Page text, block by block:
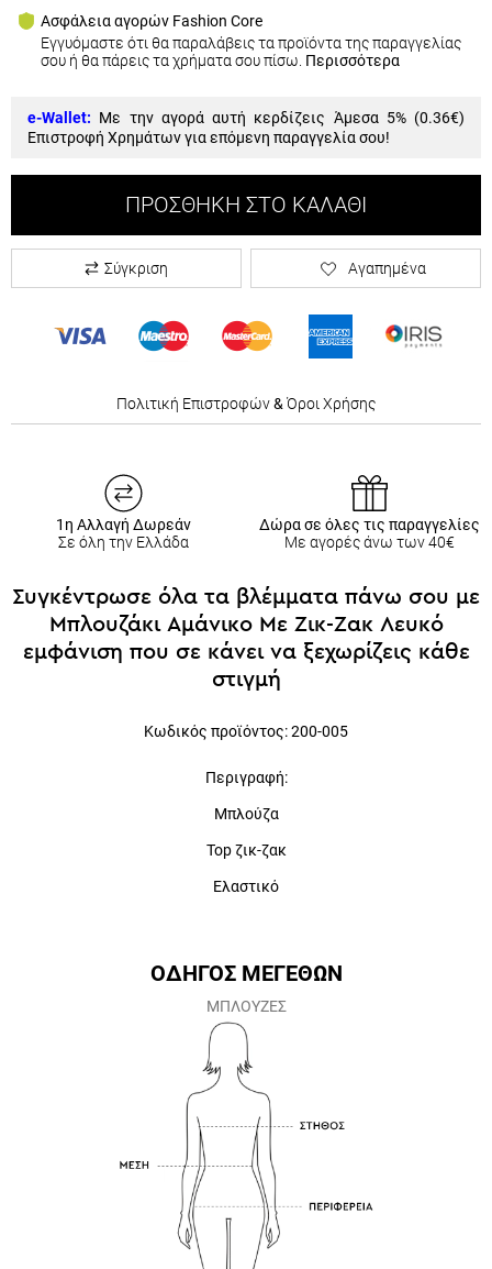
Ασφάλεια αγορών Fashion Core
Εγγυόμαστε ότι θα παραλάβεις τα προϊόντα της παραγγελίας
σου ή θα πάρεις τα χρήματα σου πίσω. Περισσότερα
e-Wallet: Με την αγορά αυτή κερδίζεις Άμεσα 5% (0.36€)
Επιστροφή Χρημάτων για επόμενη παραγγελία σου!
ΠΡΟΣΘΉΚΗ ΣΤΟ ΚΑΛΆΘΙ
Σύγκριση Αγαπημένα
Πολιτική Επιστροφών& Όροι Χρήσης
1η Αλλαγή Δωρεάν
Σε όλη την Ελλάδα
Δώρα σε όλες τις παραγγελίες
Με αγορές άνω των 40€
Συγκέντρωσε όλα τα βλέμματα πάνω σου με
Μπλουζάκι Αμάνικο Με Ζικ-Ζακ Λευκό
εμφάνιση που σε κάνει να ξεχωρίζεις κάθε
στιγμή
Κωδικός προϊόντος: 200-005
Περιγραφή:
Μπλούζα
Top ζικ-ζακ
Ελαστικό
ΟΔΗΓΟΣ ΜΕΓΕΘΩΝ
ΜΠΛΟΥΖΕΣ